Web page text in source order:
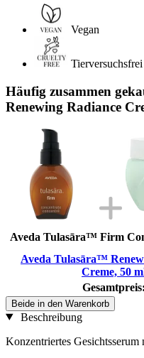
Vegan
Tierversuchsfrei
Häufig zusammen
Renewing Radiance
Aveda Tulasāra™ Firm
Aveda Tulasāra™
Creme, 50
Gesamtpreis:
Beide in den Warenkorb
Beschreibung
Konzentriertes